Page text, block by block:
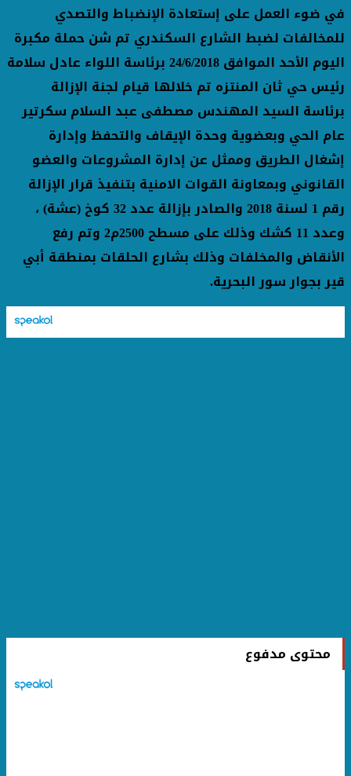
في ضوء العمل على إستعادة الإنضباط والتصدي
للمخالفات لضبط الشارع السكندري تم شن حملة مكبرة
اليوم الأحد الموافق 24/6/2018 برئاسة اللواء عادل سلامة
رئيس حي ثان المنتزه تم خلالها قيام لجنة الإزالة
برئاسة السيد المهندس مصطفى عبد السلام سكرتير
عام الحي وبعضوية وحدة الإيقاف والتحفظ وإدارة
إشغال الطريق وممثل عن إدارة المشروعات والعضو
القانوني وبمعاونة القوات الامنية بتنفيذ قرار الإزالة
رقم 1 لسنة 2018 والصادر بإزالة عدد 32 كوخ (عشة) ،
وعدد 11 كشك وذلك على مسطح 2500م2 وتم رفع
الأنقاض والمخلفات وذلك بشارع الحلقات بمنطقة أبي
قير بجوار سور البحرية.
محتوى مدفوع